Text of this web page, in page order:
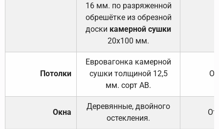
16 мм. по разряженной
обрешётке из обрезной
доски камерной сушки
20х100 мм.
Потолки
Евровагонка камерной
сушки толщиной 12,5
мм. сорт АВ.
Окна
Деревянные, двойного
остекления.